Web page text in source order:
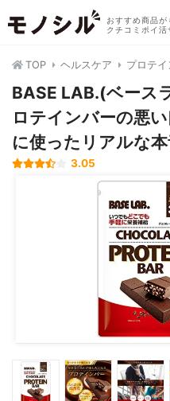
おすすめ商品が
クチコミポイ活
TOP ヘルスケア プロテイ
BASE LAB.(ベース
ロテインバーの悪
に使ったリアルな
3.05